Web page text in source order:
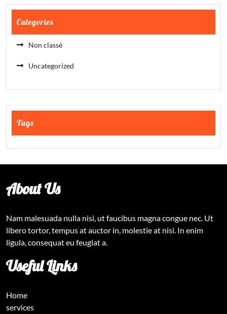
Categories
Non classé
Uncategorized
Tags
About Us
Nam malesuada nulla nisi, ut faucibus magna congue nec. Ut
libero tortor, tempus at auctor in, molestie at nisi. In enim
ligula, consequat eu feugiat a.
Useful Links
Home
services